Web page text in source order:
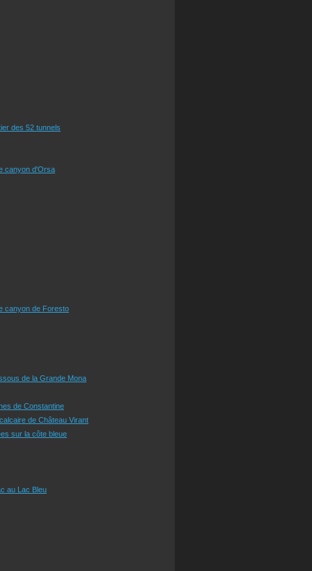
des 52 tunnels
canyon d'Orsa
canyon de Foresto
de la Grande Mona
de Constantine
de Château Virant
sur la côte bleue
au Lac Bleu